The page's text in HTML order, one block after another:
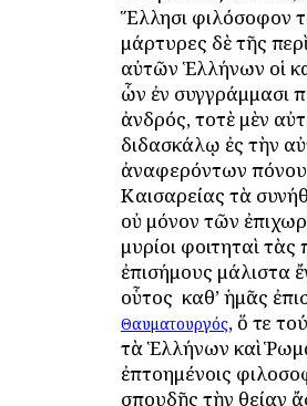
Ἕλλησι φιλόσοφον
μάρτυρες δὲ τῆς
αὐτῶν Ἑλλήνων οἱ
ὧν ἐν συγγράμμασι
ἀνδρός, τοτὲ μὲν
διδασκάλῳ ἐς τὴν
ἀναφερόντων
Καισαρείας τὰ
οὐ μόνον τῶν
μυρίοι φοιτηταὶ
ἐπισήμους μάλιστα
οὗτος ὁ καθ’ ἡμᾶς
Θαυματουργός, ὅ τε
τὰ Ἑλλήνων καὶ
ἐπτοημένοις
σπουδῆς τὴν θείαν